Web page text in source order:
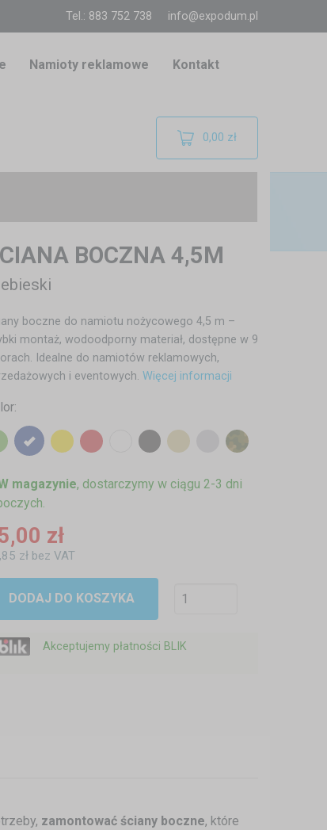
Tel.: 883 752 738 info@expodum.pl
Namioty reklamowe Kontakt
0,00 zł
BOCZNA 4,5M
boczne do namiotu nożycowego 4,5 m –
montaż, wodoodporny materiał, dostępne w 9
Idealne do namiotów reklamowych,
i eventowych. Więcej informacji
magazynie, dostarczymy w ciągu 2-3 dni
zł
zł bez VAT
DODAJ DO KOSZYKA
Akceptujemy płatności BLIK
zamontować ściany boczne, które